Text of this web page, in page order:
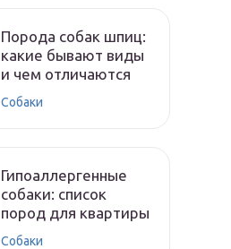
Порода собак шпиц:
какие бывают виды
и чем отличаются
Собаки
Гипоаллергенные
собаки: список
пород для квартиры
Собаки